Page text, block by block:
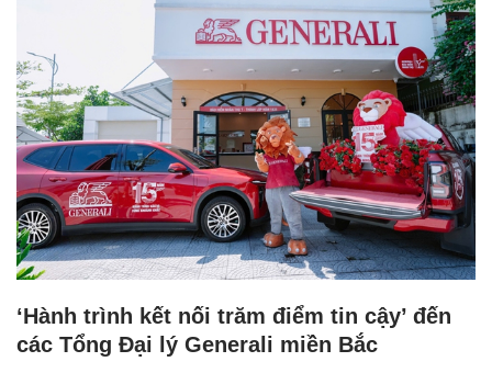
‘Hành trình kết nối trăm điểm tin cậy’ đến
các Tổng Đại lý Generali miền Bắc